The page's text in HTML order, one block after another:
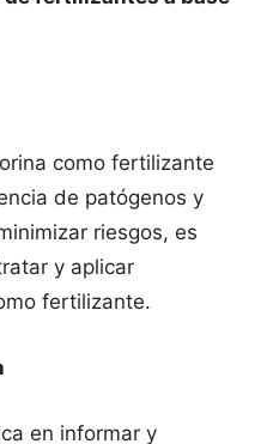
como fertilizante
de patógenos y
riesgos, es
y aplicar
fertilizante.
en informar y